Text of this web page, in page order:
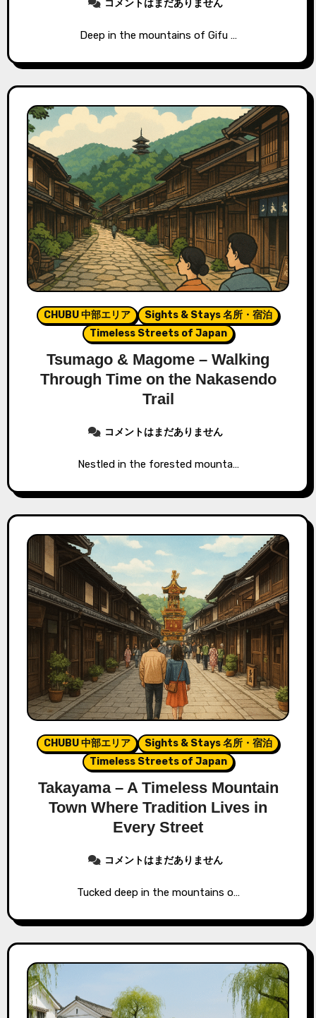
コメントはまだありません
Deep in the mountains of Gifu …
CHUBU 中部エリア
Sights & Stays 名所・宿泊
Timeless Streets of Japan
Tsumago & Magome – Walking
Through Time on the Nakasendo
Trail
コメントはまだありません
Nestled in the forested mounta…
CHUBU 中部エリア
Sights & Stays 名所・宿泊
Timeless Streets of Japan
Takayama – A Timeless Mountain
Town Where Tradition Lives in
Every Street
コメントはまだありません
Tucked deep in the mountains o…